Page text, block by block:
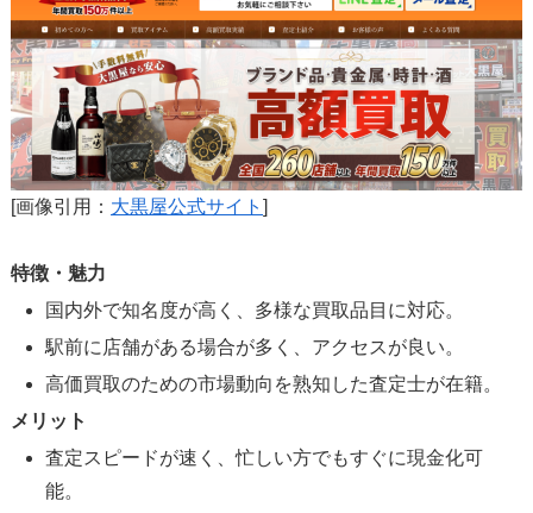
[画像引用： 大黒屋公式サイト ]
特徴・魅力
国内外で知名度が高く、多様な買取品目に対応。
駅前に店舗がある場合が多く、アクセスが良い。
高価買取のための市場動向を熟知した査定士が在籍。
メリット
査定スピードが速く、忙しい方でもすぐに現金化可
能。